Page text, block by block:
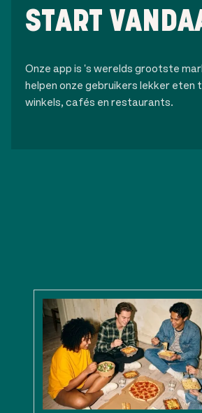
START
Onze app is 's werelds grootste
helpen onze gebruikers lekker eten
winkels, cafés en restaurants.